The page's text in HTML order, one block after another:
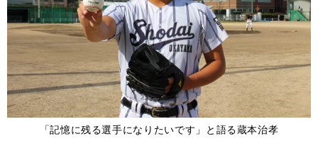
「記憶に残る選手になりたいです」と語る蔵本治孝